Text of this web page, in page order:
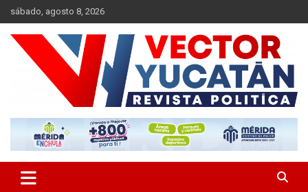
Saltar
al
contenido
sábado, agosto 8, 2026
Vector Yucatán